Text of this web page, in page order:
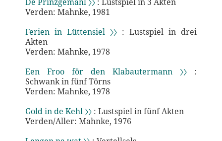
Verden: Mahnke, 1981
Ferien in Lüttensiel 〉〉: Lustspiel in drei
Akten
Verden: Mahnke, 1978
Een Froo för den Klabautermann 〉〉 :
Schwank in fünf Törns
Verden: Mahnke, 1978
Gold in de Kehl 〉〉: Lustspiel in fünf Akten
Verden/Aller: Mahnke, 1976